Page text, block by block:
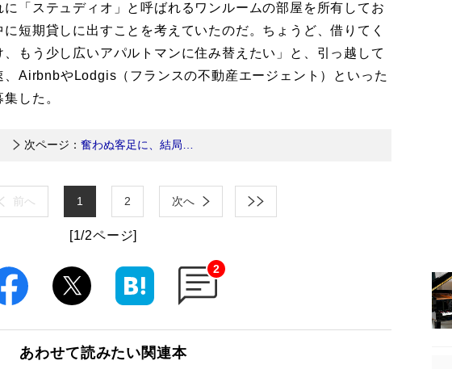
「ステュディオ」と呼ばれるワンルームの部屋を所有してお
短期貸しに出すことを考えていたのだ。ちょうど、借りてく
もう少し広いアパルトマンに住み替えたい」と、引っ越して
AirbnbやLodgis（フランスの不動産エージェント）といった
した。
次ページ： 奮わぬ客足に、結局…
前へ 1 2 次へ
[1/2ページ]
2
あわせて読みたい関連本